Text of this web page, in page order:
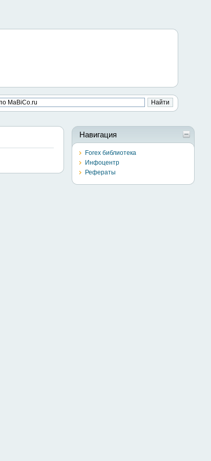
Навигация
Forex библиотека
Инфоцентр
Рефераты